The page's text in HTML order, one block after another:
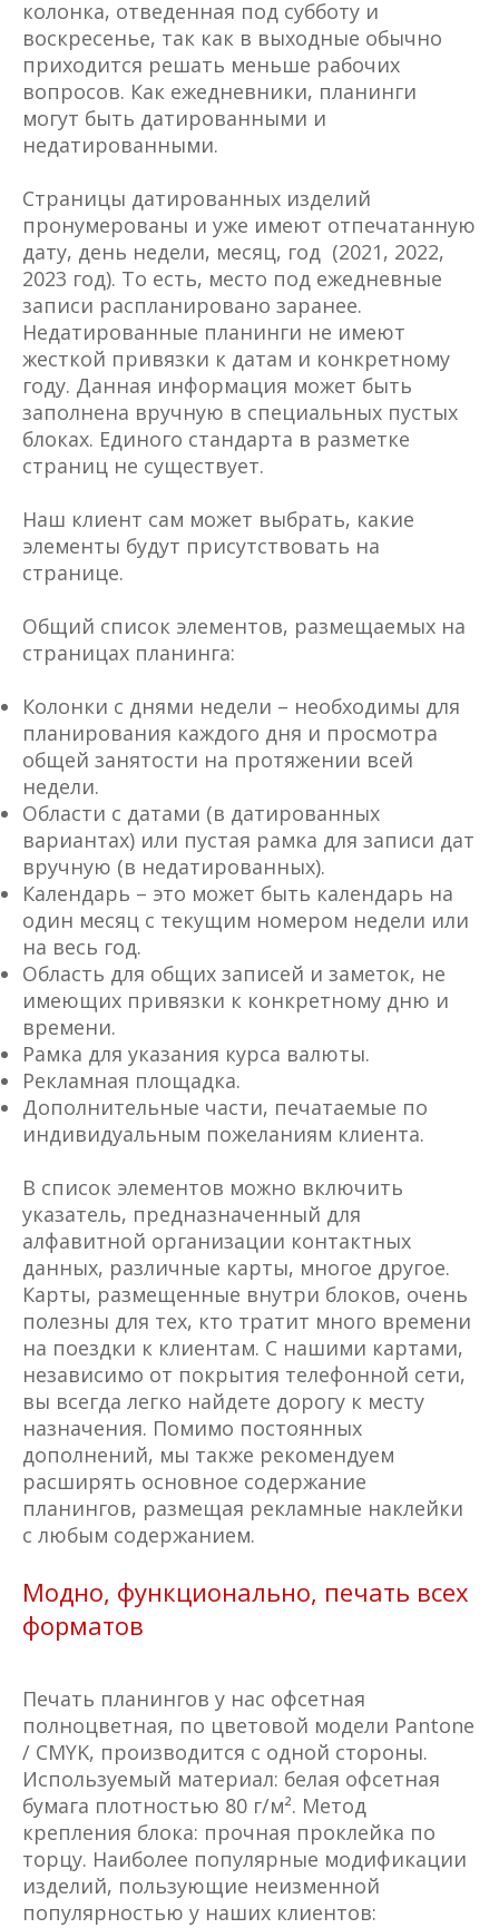
колонка, отведенная под субботу и
воскресенье, так как в выходные обычно
приходится решать меньше рабочих
вопросов. Как ежедневники, планинги
могут быть датированными и
недатированными.
Страницы датированных изделий
пронумерованы и уже имеют отпечатанную
дату, день недели, месяц, год (2021, 2022,
2023 год). То есть, место под ежедневные
записи распланировано заранее.
Недатированные планинги не имеют
жесткой привязки к датам и конкретному
году. Данная информация может быть
заполнена вручную в специальных пустых
блоках. Единого стандарта в разметке
страниц не существует.
Наш клиент сам может выбрать, какие
элементы будут присутствовать на
странице.
Общий список элементов, размещаемых на
страницах планинга:
Колонки с днями недели – необходимы для
планирования каждого дня и просмотра
общей занятости на протяжении всей
недели.
Области с датами (в датированных
вариантах) или пустая рамка для записи дат
вручную (в недатированных).
Календарь – это может быть календарь на
один месяц с текущим номером недели или
на весь год.
Область для общих записей и заметок, не
имеющих привязки к конкретному дню и
времени.
Рамка для указания курса валюты.
Рекламная площадка.
Дополнительные части, печатаемые по
индивидуальным пожеланиям клиента.
В список элементов можно включить
указатель, предназначенный для
алфавитной организации контактных
данных, различные карты, многое другое.
Карты, размещенные внутри блоков, очень
полезны для тех, кто тратит много времени
на поездки к клиентам. С нашими картами,
независимо от покрытия телефонной сети,
вы всегда легко найдете дорогу к месту
назначения. Помимо постоянных
дополнений, мы также рекомендуем
расширять основное содержание
планингов, размещая рекламные наклейки
с любым содержанием.
Модно, функционально, печать всех
форматов
Печать планингов у нас офсетная
полноцветная, по цветовой модели Pantone
/ CMYK, производится с одной стороны.
Используемый материал: белая офсетная
бумага плотностью 80 г/м². Метод
крепления блока: прочная проклейка по
торцу. Наиболее популярные модификации
изделий, пользующие неизменной
популярностью у наших клиентов: